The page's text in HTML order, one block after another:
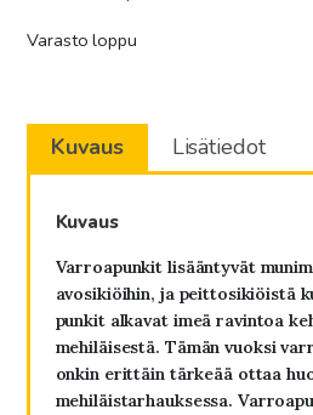
Varasto loppu
Kuvaus Lisätiedot
Kuvaus
Varroapunkit lisääntyvät
avosikiöihin, ja peittosikiöistä
punkit alkavat imeä ravintoa
mehiläisestä. Tämän vuoksi
onkin erittäin tärkeää ottaa
mehiläistarhauksessa.